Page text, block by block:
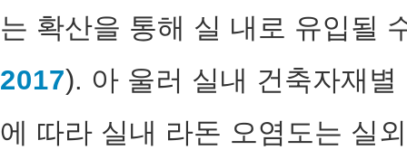
는 확산을 통해 실 내로 유입될
2017). 아 울러 실내 건축자재
에 따라 실내 라돈 오염도는 실